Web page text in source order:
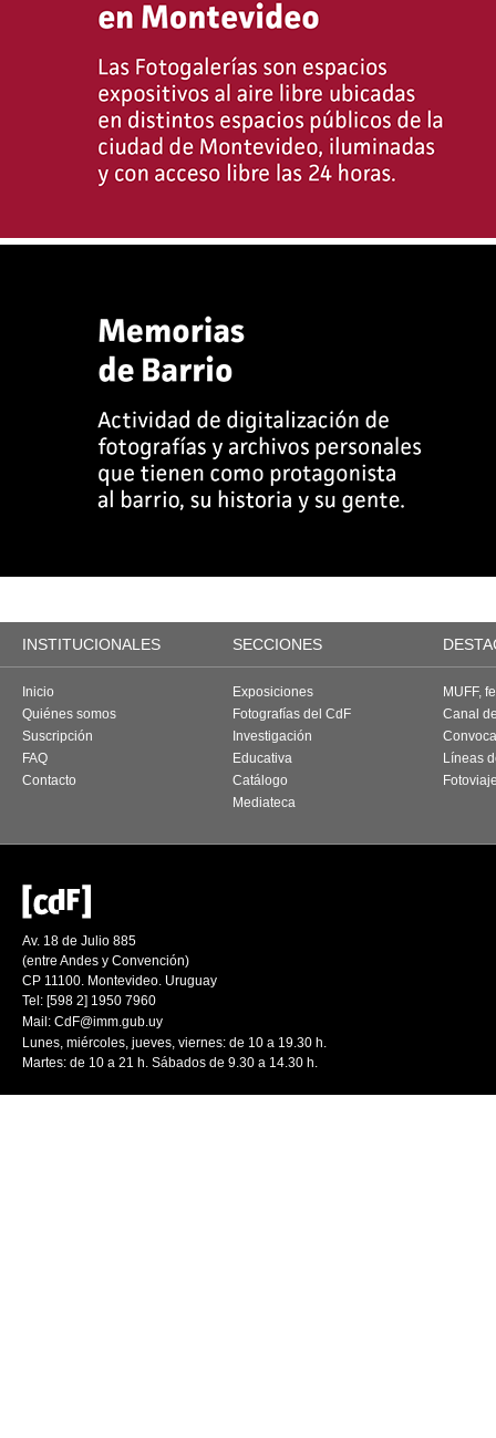
INSTITUCIONALES SECCIONES
Inicio
Quiénes somos
Suscripción
FAQ
Contacto
Exposiciones
Fotografías del CdF
Investigación
Educativa
Catálogo
Mediateca
MUFF,
Canal
Líneas
Av. 18 de Julio 885
(entre Andes y Convención)
CP 11100. Montevideo. Uruguay
Tel: [598 2] 1950 7960
Mail: CdF@imm.gub.uy
Lunes, miércoles, jueves, viernes: de 10 a 19.30 h.
Martes: de 10 a 21 h. Sábados de 9.30 a 14.30 h.